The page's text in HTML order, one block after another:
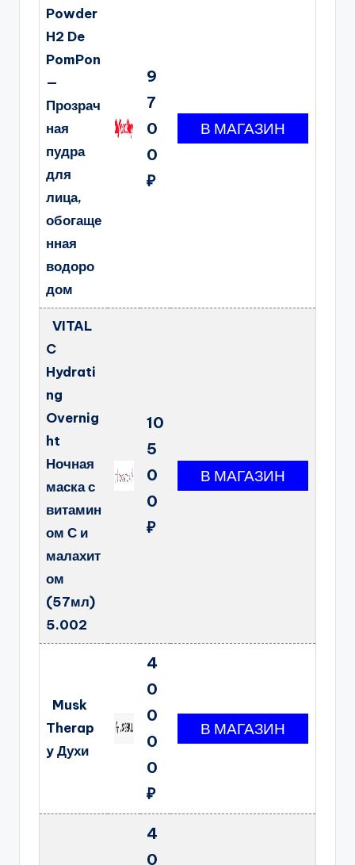
Powder
H2 De
PomPon
—
Прозрач
ная
пудра
для
лица,
обогаще
нная
водоро
дом
9
7
0
0
₽
VITAL
C
Hydrati
ng
Overnig
ht
Ночная
маска с
витамин
ом С и
малахит
ом
(57мл)
5.002
10
5
0
0
₽
Musk
Therap
y Духи
4
0
0
0
0
₽
4
0